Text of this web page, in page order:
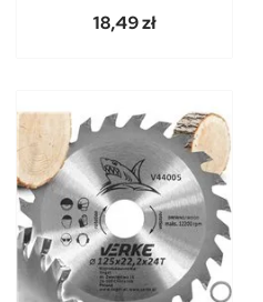
18,49 zł